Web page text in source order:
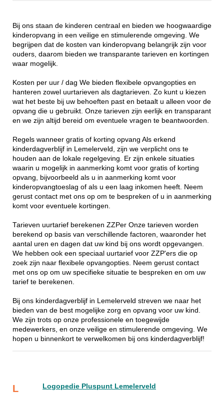
Bij ons staan de kinderen centraal en bieden we hoogwaardige
kinderopvang in een veilige en stimulerende omgeving. We
begrijpen dat de kosten van kinderopvang belangrijk zijn voor
ouders, daarom bieden we transparante tarieven en kortingen
waar mogelijk.
Kosten per uur / dag We bieden flexibele opvangopties en
hanteren zowel uurtarieven als dagtarieven. Zo kunt u kiezen
wat het beste bij uw behoeften past en betaalt u alleen voor de
opvang die u gebruikt. Onze tarieven zijn eerlijk en transparant
en we zijn altijd bereid om eventuele vragen te beantwoorden.
Regels wanneer gratis of korting opvang Als erkend
kinderdagverblijf in Lemelerveld, zijn we verplicht ons te
houden aan de lokale regelgeving. Er zijn enkele situaties
waarin u mogelijk in aanmerking komt voor gratis of korting
opvang, bijvoorbeeld als u in aanmerking komt voor
kinderopvangtoeslag of als u een laag inkomen heeft. Neem
gerust contact met ons op om te bespreken of u in aanmerking
komt voor eventuele kortingen.
Tarieven uurtarief berekenen ZZPer Onze tarieven worden
berekend op basis van verschillende factoren, waaronder het
aantal uren en dagen dat uw kind bij ons wordt opgevangen.
We hebben ook een speciaal uurtarief voor ZZP'ers die op
zoek zijn naar flexibele opvangopties. Neem gerust contact
met ons op om uw specifieke situatie te bespreken en om uw
tarief te berekenen.
Bij ons kinderdagverblijf in Lemelerveld streven we naar het
bieden van de best mogelijke zorg en opvang voor uw kind.
We zijn trots op onze professionele en toegewijde
medewerkers, en onze veilige en stimulerende omgeving. We
hopen u binnenkort te verwelkomen bij ons kinderdagverblijf!
L Logopedie Pluspunt Lemelerveld